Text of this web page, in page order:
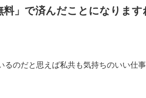
」で済んだことになります
るのだと思えば私共も気持ちのいい仕